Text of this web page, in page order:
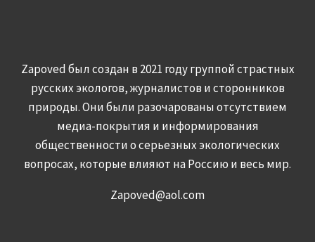
Zapoved был создан в 2021 году группой страстных
русских экологов, журналистов и сторонников
природы. Они были разочарованы отсутствием
медиа-покрытия и информирования
общественности о серьезных экологических
вопросах, которые влияют на Россию и весь мир.
Zapoved@aol.com